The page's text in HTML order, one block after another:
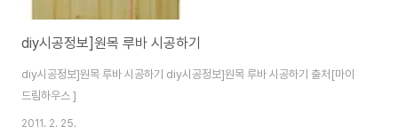
diy시공정보]원목 루바 시공하기
diy시공정보]원목 루바 시공하기 diy시공정보]원목 루바 시공하기 출처[마이
드림하우스 ]
2011. 2. 25.